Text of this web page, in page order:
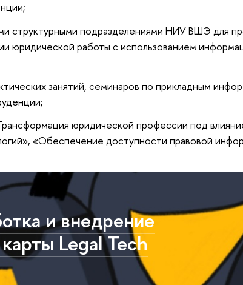
структурными подразделениями НИУ ВШЭ для
юридической работы с использованием
занятий, семинаров по прикладным
юридической профессии под
«Обеспечение доступности правовой
и внедрение
Legal Tech